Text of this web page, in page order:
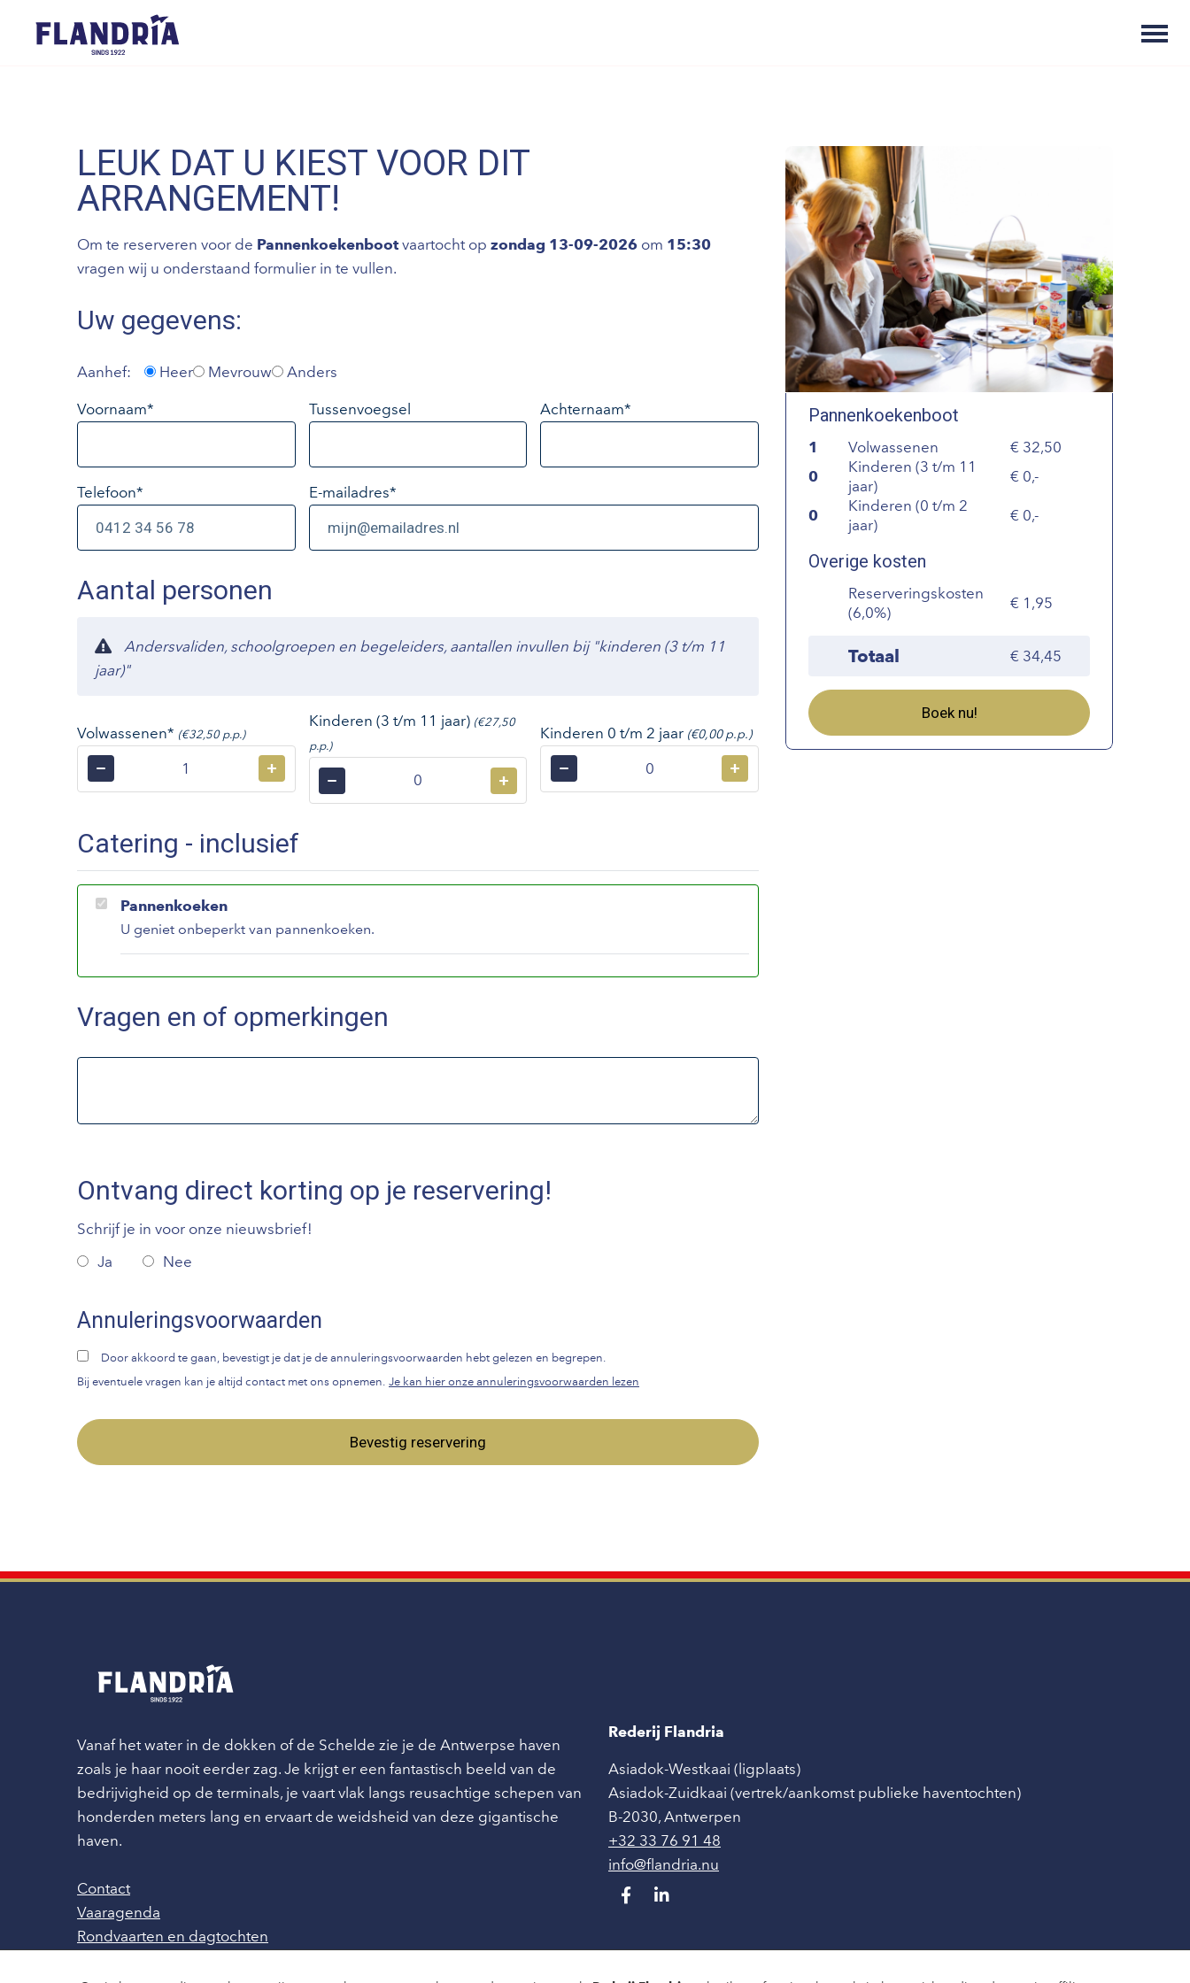
LEUK DAT U KIEST VOOR DIT
ARRANGEMENT!
Om te reserveren voor de Pannenkoekenboot vaartocht op zondag 13-09-2026 om 15:30
vragen wij u onderstaand formulier in te vullen.
Uw gegevens:
Aanhef: Heer Mevrouw Anders
Voornaam* Tussenvoegsel Achternaam*
Telefoon* E-mailadres*
Aantal personen
Andersvaliden, schoolgroepen en begeleiders, aantallen invullen bij "kinderen (3 t/m 11
jaar)"
Volwassenen* (€32,50 p.p.)
− +
Kinderen (3 t/m 11 jaar) (€27,50
p.p.)
− +
Kinderen 0 t/m 2 jaar (€0,00 p.p.)
− +
Catering - inclusief
Pannenkoeken
U geniet onbeperkt van pannenkoeken.
Vragen en of opmerkingen
Pannenkoekenboot
1 Volwassenen
32,50
0
Kinderen (3 t/m 11
jaar)
0,-
0
Kinderen (0 t/m 2
jaar)
0,-
Overige kosten
Reserveringskosten
(6,0%)
1,95
Totaal 34,45
Boek nu!
Ontvang direct korting op je reservering!
Schrijf je in voor onze nieuwsbrief!
Ja
Nee
Annuleringsvoorwaarden
Door akkoord te gaan, bevestigt je dat je de annuleringsvoorwaarden hebt gelezen en begrepen.
Bij eventuele vragen kan je altijd contact met ons opnemen. Je kan hier onze annuleringsvoorwaarden lezen
Bevestig reservering
Vanaf het water in de dokken of de Schelde zie je de Antwerpse haven
zoals je haar nooit eerder zag. Je krijgt er een fantastisch beeld van de
bedrijvigheid op de terminals, je vaart vlak langs reusachtige schepen van
honderden meters lang en ervaart de weidsheid van deze gigantische
haven.
Rederij Flandria
Asiadok-Westkaai (ligplaats)
Asiadok-Zuidkaai (vertrek/aankomst publieke haventochten)
B-2030, Antwerpen
+32 33 76 91 48
info@flandria.nu
Contact
Vaaragenda
Rondvaarten en dagtochten